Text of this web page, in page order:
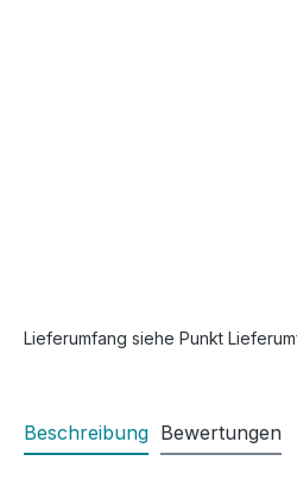
Lieferumfang siehe Punkt
Beschreibung Bewertungen